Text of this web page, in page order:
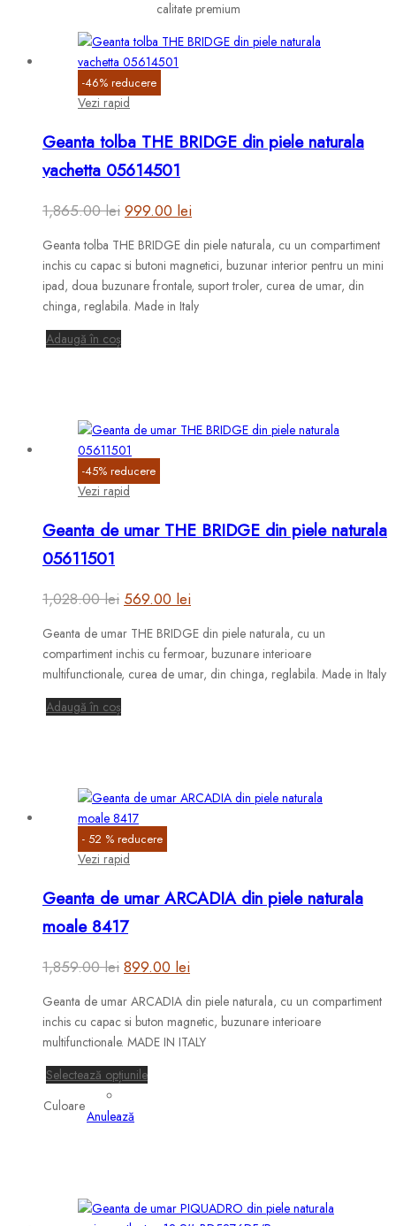
calitate premium
-46% reducere
Vezi rapid
Geanta tolba THE BRIDGE din piele naturala
vachetta 05614501
1,865.00lei Prețul
a
fost:
1,865.00 lei.
999.00 lei
curent
este:
999.00 lei.
Geanta tolba THE BRIDGE din piele naturala, cu un compartiment
inchis cu capac si butoni magnetici, buzunar interior pentru un mini
ipad, doua buzunare frontale, suport troler, curea de umar, din
chinga, reglabila. Made in Italy
Adaugă în coș
-45% reducere
Vezi rapid
Geanta de umar THE BRIDGE din piele naturala
05611501
1,028.00lei Prețul
a
fost:
569.00 lei
curent
este:
569.00 lei.
Geanta de umar THE BRIDGE din piele naturala, cu un
compartiment inchis cu fermoar, buzunare interioare
multifunctionale, curea de umar, din chinga, reglabila. Made in Italy
Adaugă în coș
- 52 % reducere
Vezi rapid
Geanta de umar ARCADIA din piele naturala
moale 8417
1,859.00lei Prețul
a
fost:
1,859.00 lei.
899.00 lei
curent
este:
899.00 lei.
Geanta de umar ARCADIA din piele naturala, cu un compartiment
inchis cu capac si buton magnetic, buzunare interioare
multifunctionale. MADE IN ITALY
Selectează opțiunileAcest
pot
Culoare
Anulează